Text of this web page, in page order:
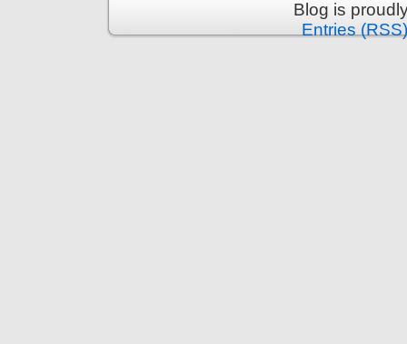
Blog is
Entries (RSS)